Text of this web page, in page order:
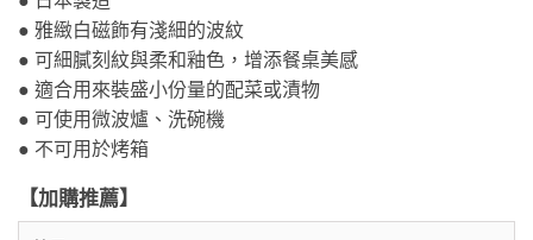
● 雅緻白磁飾有淺細的波紋
● 可細膩刻紋與柔和釉色，增添餐桌美感
● 適合用來裝盛小份量的配菜或漬物
● 可使用微波爐、洗碗機
● 不可用於烤箱
【加購推薦】